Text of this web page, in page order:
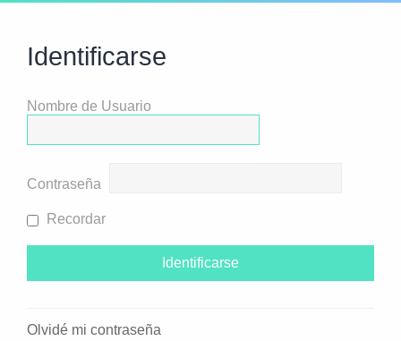
Identificarse
Nombre de Usuario
Contraseña
Recordar
Olvidé mi contraseña